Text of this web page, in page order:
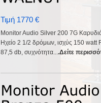
Τιμή 1770 €
Monitor Audio Silver 200 7G
Ηχείο 2 1/2 δρόμων, ισχύς 150 watt
87,5 db, συχνότητα....Δείτε